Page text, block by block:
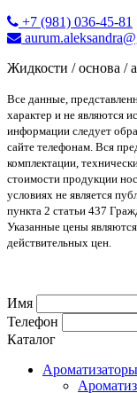
+7 (981) 036-45-81
Жидкости / основа /
Все данные,
характер и не являются
информации следует
сайте телефонам. Вся
комплектации,
стоимости продукции
условиях не является
пункта 2 статьи 437
Указанные цены
действительных цен.
Имя
Телефон
Каталог